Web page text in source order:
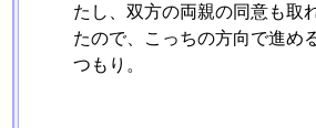
たし、双方の両親の同意も取
たので、こっちの方向で進め
つもり。